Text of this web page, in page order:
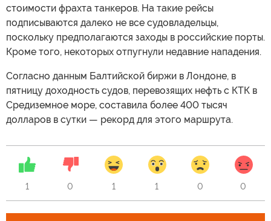
стоимости фрахта танкеров. На такие рейсы
подписываются далеко не все судовладельцы,
поскольку предполагаются заходы в российские порты.
Кроме того, некоторых отпугнули недавние нападения.
Согласно данным Балтийской биржи в Лондоне, в
пятницу доходность судов, перевозящих нефть с КТК в
Средиземное море, составила более 400 тысяч
долларов в сутки — рекорд для этого маршрута.
1 0 1 1 0 0